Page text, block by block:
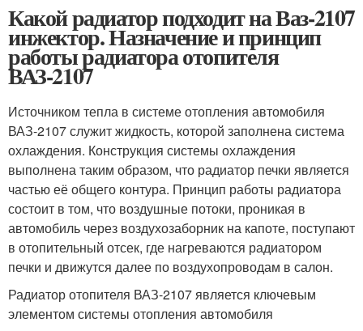
Какой радиатор подходит на Ваз-2107
инжектор. Назначение и принцип
работы радиатора отопителя
ВАЗ-2107
Источником тепла в системе отопления автомобиля
ВАЗ-2107 служит жидкость, которой заполнена система
охлаждения. Конструкция системы охлаждения
выполнена таким образом, что радиатор печки является
частью её общего контура. Принцип работы радиатора
состоит в том, что воздушные потоки, проникая в
автомобиль через воздухозаборник на капоте, поступают
в отопительный отсек, где нагреваются радиатором
печки и движутся далее по воздухопроводам в салон.
Радиатор отопителя ВАЗ-2107 является ключевым
элементом системы отопления автомобиля